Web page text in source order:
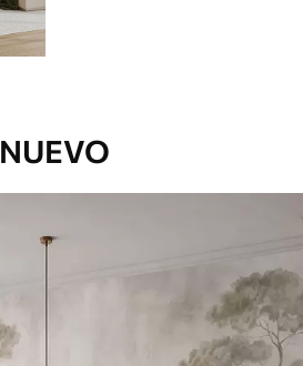
NUEVO